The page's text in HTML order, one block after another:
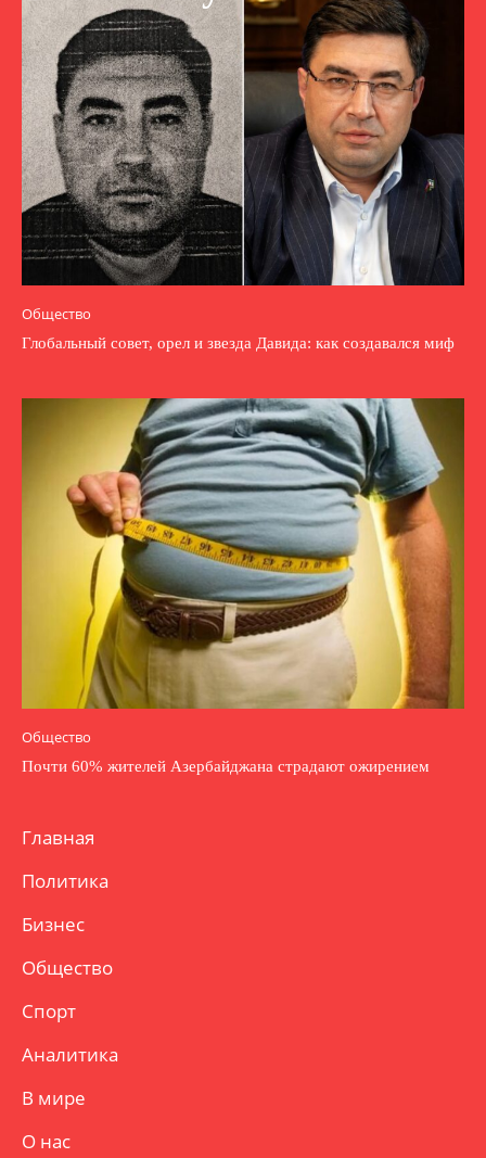
Общество
Глобальный совет, орел и звезда Давида: как создавался миф
Общество
Почти 60% жителей Азербайджана страдают ожирением
Главная
Политика
Бизнес
Общество
Спорт
Аналитика
В мире
О нас